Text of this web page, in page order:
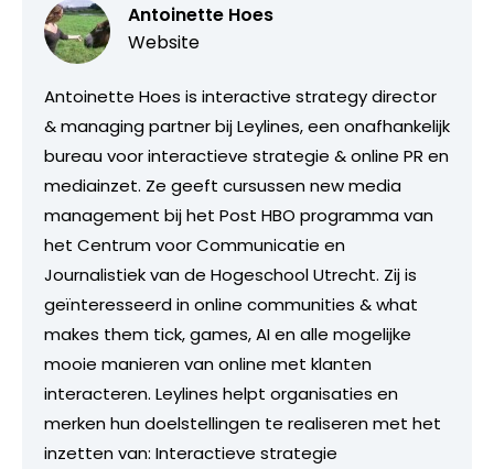
Antoinette Hoes
Website
Antoinette Hoes is interactive strategy director
& managing partner bij Leylines, een onafhankelijk
bureau voor interactieve strategie & online PR en
mediainzet. Ze geeft cursussen new media
management bij het Post HBO programma van
het Centrum voor Communicatie en
Journalistiek van de Hogeschool Utrecht. Zij is
geïnteresseerd in online communities & what
makes them tick, games, AI en alle mogelijke
mooie manieren van online met klanten
interacteren. Leylines helpt organisaties en
merken hun doelstellingen te realiseren met het
inzetten van: Interactieve strategie